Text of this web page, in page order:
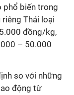
phổ biến trong
Thái loại
đồng/kg,
– 50.000
so với những
động từ